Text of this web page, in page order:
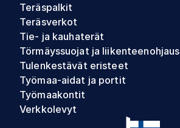
Teräspalkit
Teräsverkot
Tie- ja kauhaterät
Törmäyssuojat ja liikenteenohjaus
Tulenkestävät eristeet
Työmaa-aidat ja portit
Työmaakontit
Verkkolevyt